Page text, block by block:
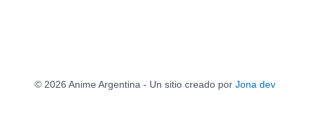
© 2026 Anime Argentina - Un sitio creado por Jona dev